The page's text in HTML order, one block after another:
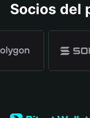
Socios del